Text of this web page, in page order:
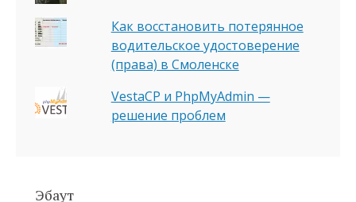
Как восстановить потерянное
водительское удостоверение
(права) в Смоленске
VestaCP и PhpMyAdmin —
решение проблем
Эбаут